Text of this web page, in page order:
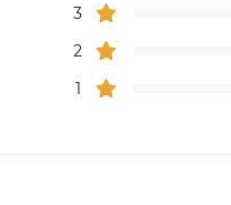
3
2
1